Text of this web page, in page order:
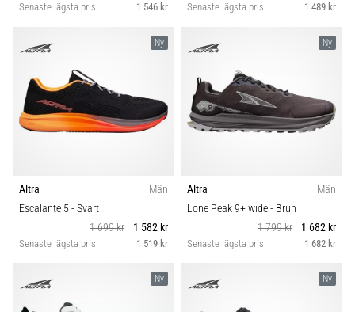
Senaste lägsta pris 1 546 kr Senaste lägsta pris 1 489 kr
Ny
Altra
Män
Escalante 5- Svart
1 699 kr
1 582 kr
Senaste lägsta pris 1 519 kr
Ny
Altra
Män
Lone Peak 9+ wide- Brun
1 799 kr
1 682 kr
Senaste lägsta pris 1 682 kr
Ny Ny